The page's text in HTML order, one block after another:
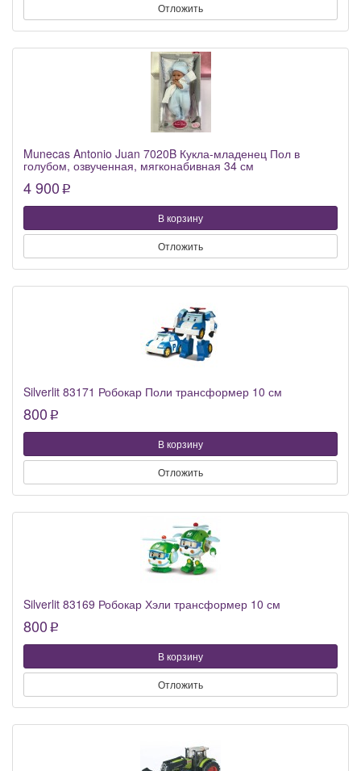
Отложить
Munecas Antonio Juan 7020B Кукла-младенец Пол в
голубом, озвученная, мягконабивная 34 см
4 900 p
В корзину
Отложить
Silverlit 83171 Робокар Поли трансформер 10 см
800 p
В корзину
Отложить
Silverlit 83169 Робокар Хэли трансформер 10 см
800 p
В корзину
Отложить